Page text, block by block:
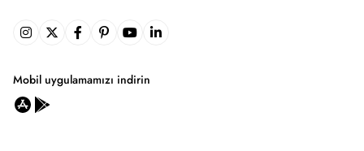
Mobil uygulamamızı indirin